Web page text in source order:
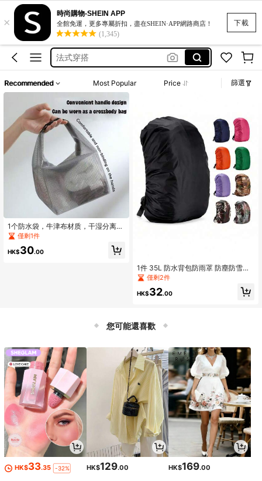
下載
×
時尚購物-SHEIN APP
全館免運，更多專屬折扣，盡在SHEIN·APP網路商店！
(1,345)
squishy
plus size women tshirt
法式穿搭
lace shirts
squishy
plus size women tshirt
Recommended Most Popular Price 篩選
1个防水袋，牛津布材质，干湿分离，
带提手，适合旅行、健身、海滩等场
合，保护背包免受雨水和潮湿侵袭。
僅剩1件
HK$30.00
1件 35L 防水背包防雨罩 防塵防雪耐
刮損 戶外旅行徒步露營騎行日用背包
保護套
僅剩2件
HK$32.00
您可能還喜歡
HK$33.35 -32% HK$129.00 HK$169.00